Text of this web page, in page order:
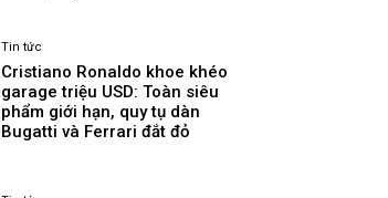
Tin tức
Cristiano Ronaldo khoe khéo
garage triệu USD: Toàn siêu
phẩm giới hạn, quy tụ dàn
Bugatti và Ferrari đắt đỏ